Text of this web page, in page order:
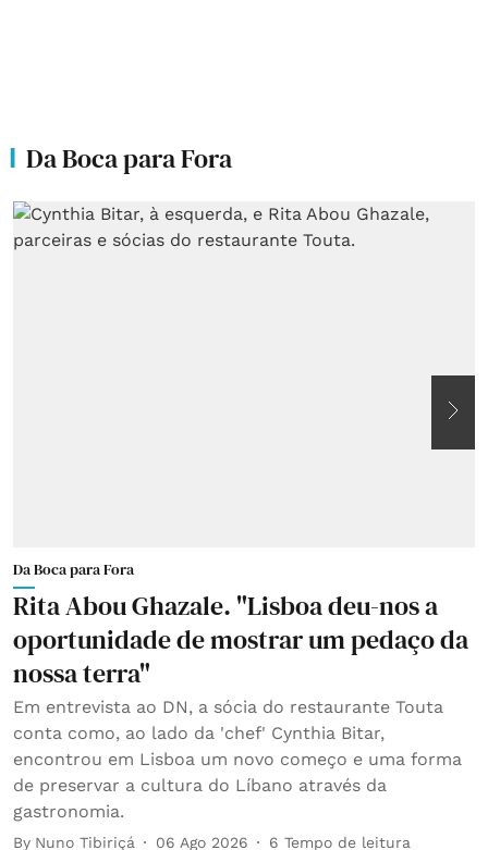
Da Boca para Fora
Da Boca para Fora
Rita Abou Ghazale. "Lisboa deu-nos a
oportunidade de mostrar um pedaço da
nossa terra"
Em entrevista ao DN, a sócia do restaurante Touta
conta como, ao lado da 'chef' Cynthia Bitar,
encontrou em Lisboa um novo começo e uma forma
de preservar a cultura do Líbano através da
gastronomia.
By Nuno Tibiriçá 06 Ago 2026 6 Tempo de leitura